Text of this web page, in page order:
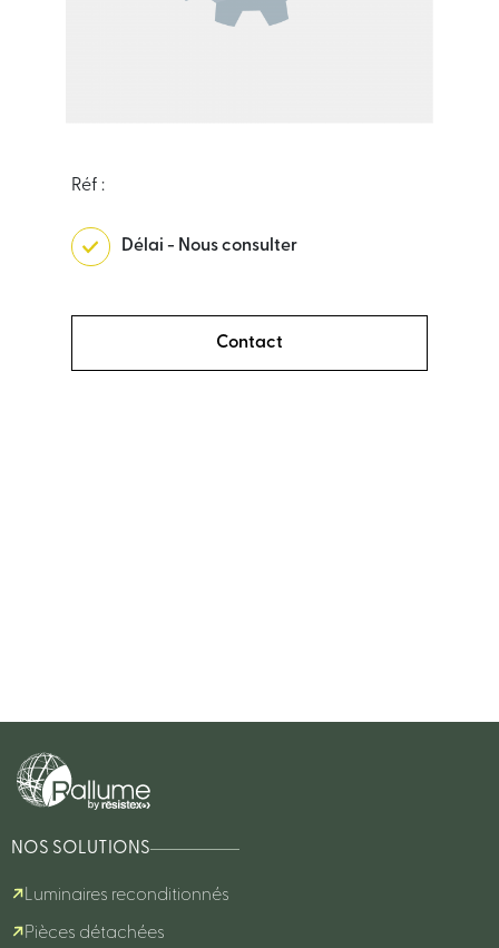
Réf :
Délai - Nous consulter
Contact
NOS SOLUTIONS
Luminaires reconditionnés
Pièces détachées